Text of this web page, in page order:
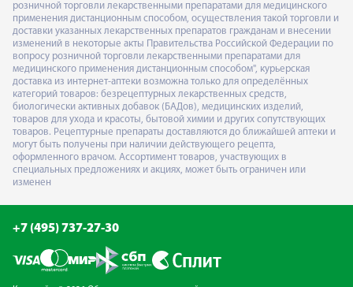
розничной торговли лекарственными препаратами для медицинского
применения дистанционным способом, осуществления такой торговли и
доставки указанных лекарственных препаратов гражданам и внесении
изменений в некоторые акты Правительства Российской Федерации по
вопросу розничной торговли лекарственными препаратами для
медицинского применения дистанционным способом", курьерская
доставка из интернет-аптеки возможна только для определённых
категорий товаров: безрецептурных лекарственных средств,
биологически активных добавок (БАДов), медицинских изделий,
товаров для ухода и красоты, бытовой химии и других сопутствующих
товаров. Рецептурные препараты доставляются до ближайшей аптеки и
могут быть получены при наличии действующего рецепта,
оформленного врачом. Ассортимент товаров, участвующих в
специальных предложениях и акциях, может быть ограничен или
изменен
+7 (495) 737-27-30